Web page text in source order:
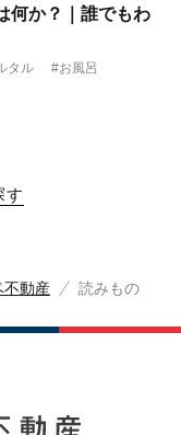
何か？｜誰でもわ
タル
#お風呂
す
不動産 読みもの